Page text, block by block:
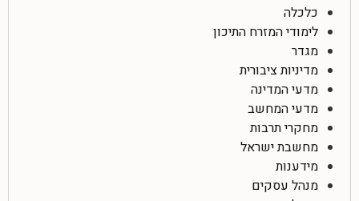
כלכלה
לימודי המזרח התיכון
מגדר
מדיניות ציבורית
מדעי המדינה
מדעי המחשב
מחקרי תרבות
מחשבת ישראל
מידענות
מנהל עסקים